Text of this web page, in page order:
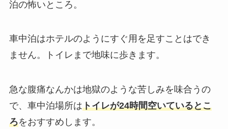
泊の怖いところ。
車中泊はホテルのようにすぐ用を足すことはでき
ません。トイレまで地味に歩きます。
急な腹痛なんかは地獄のような苦しみを味合うの
で、車中泊場所はトイレが24時間空いているとこ
ろをおすすめします。